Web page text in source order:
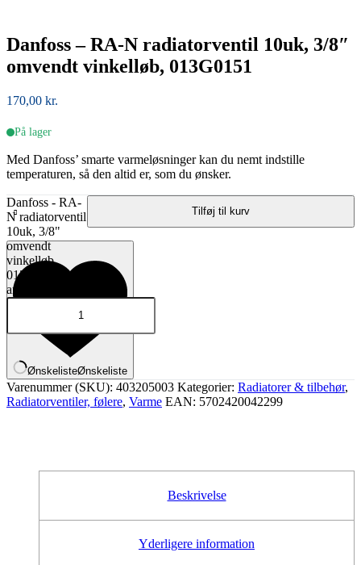
Danfoss – RA-N radiatorventil 10uk, 3/8″
omvendt vinkelløb, 013G0151
170,00 kr.
På lager
Med Danfoss’ smarte varmeløsninger kan du nemt indstille
temperaturen, så den altid er, som du ønsker.
Danfoss - RA-
N radiatorventil
10uk, 3/8"
omvendt
vinkelløb,
013G0151
antal
Tilføj til kurv
ØnskelisteØnskeliste
Varenummer (SKU): 403205003 Kategorier: Radiatorer & tilbehør,
Radiatorventiler, følere, Varme EAN: 5702420042299
Beskrivelse
Yderligere information